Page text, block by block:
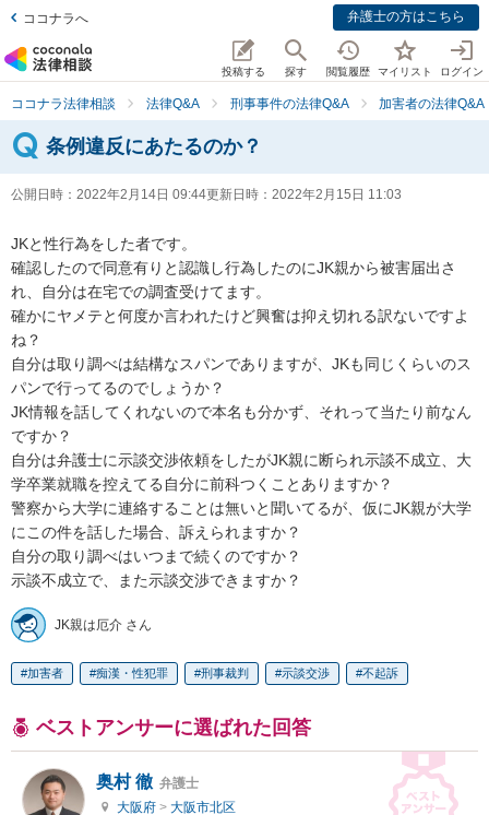
ココナラへ 弁護士の方はこちら
投稿する 探す 閲覧履歴 マイリスト ログイン
ココナラ法律相談 法律Q&A 刑事事件の法律Q&A 加害者の法律Q&A
条例違反にあたるのか？
公開日時： 2022年2月14日 09:44更新日時： 2022年2月15日 11:03
JKと性行為をした者です。
確認したので同意有りと認識し行為したのにJK親から被害届出さ
れ、自分は在宅での調査受けてます。
確かにヤメテと何度か言われたけど興奮は抑え切れる訳ないですよ
ね？
自分は取り調べは結構なスパンでありますが、JKも同じくらいのス
パンで行ってるのでしょうか？
JK情報を話してくれないので本名も分かず、それって当たり前なん
ですか？
自分は弁護士に示談交渉依頼をしたがJK親に断られ示談不成立、大
学卒業就職を控えてる自分に前科つくことありますか？
警察から大学に連絡することは無いと聞いてるが、仮にJK親が大学
にこの件を話した場合、訴えられますか？
自分の取り調べはいつまで続くのですか？
示談不成立で、また示談交渉できますか？
JK親は厄介 さん
加害者 痴漢・性犯罪 刑事裁判 示談交渉 不起訴
ベストアンサーに選ばれた回答
奥村 徹 弁護士
大阪府 > 大阪市北区